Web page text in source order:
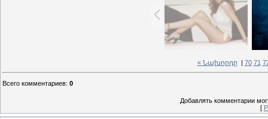
« Նախորդը 70 71
Всего комментариев: 0
Добавлять комментарии
[